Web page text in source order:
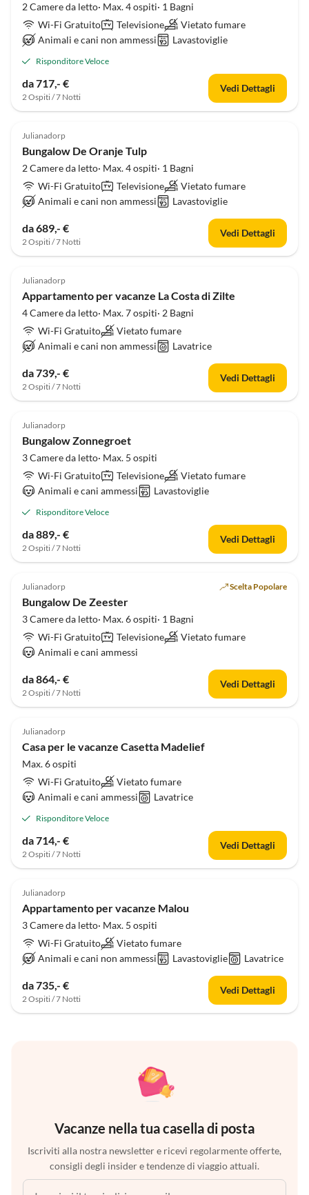
2 Camere da letto· Max. 4 ospiti· 1 Bagni
Wi-Fi Gratuito
Televisione
Vietato fumare
Animali e cani non ammessi
Lavastoviglie
Risponditore Veloce
da 717,- €
2 Ospiti / 7 Notti
Vedi Dettagli
Julianadorp
Bungalow De Oranje Tulp
2 Camere da letto· Max. 4 ospiti· 1 Bagni
Wi-Fi Gratuito
Televisione
Vietato fumare
Animali e cani non ammessi
Lavastoviglie
da 689,- €
2 Ospiti / 7 Notti
Vedi Dettagli
Julianadorp
Appartamento per vacanze La Costa di Zilte
4 Camere da letto· Max. 7 ospiti· 2 Bagni
Wi-Fi Gratuito
Vietato fumare
Animali e cani non ammessi
Lavatrice
da 739,- €
2 Ospiti / 7 Notti
Vedi Dettagli
Julianadorp
Bungalow Zonnegroet
3 Camere da letto· Max. 5 ospiti
Wi-Fi Gratuito
Televisione
Vietato fumare
Animali e cani ammessi
Lavastoviglie
Risponditore Veloce
da 889,- €
2 Ospiti / 7 Notti
Vedi Dettagli
Julianadorp Scelta Popolare
Bungalow De Zeester
3 Camere da letto· Max. 6 ospiti· 1 Bagni
Wi-Fi Gratuito
Televisione
Vietato fumare
Animali e cani ammessi
da 864,- €
2 Ospiti / 7 Notti
Vedi Dettagli
Julianadorp
Casa per le vacanze Casetta Madelief
Max. 6 ospiti
Wi-Fi Gratuito
Vietato fumare
Animali e cani ammessi
Lavatrice
Risponditore Veloce
da 714,- €
2 Ospiti / 7 Notti
Vedi Dettagli
Julianadorp
Appartamento per vacanze Malou
3 Camere da letto· Max. 5 ospiti
Wi-Fi Gratuito
Vietato fumare
Animali e cani non ammessi
Lavastoviglie Lavatrice
da 735,- €
2 Ospiti / 7 Notti
Vedi Dettagli
Vacanze nella tua casella di posta
Iscriviti alla nostra newsletter e ricevi regolarmente offerte,
consigli degli insider e tendenze di viaggio attuali.